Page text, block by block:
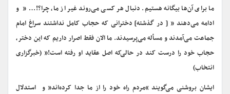
ما برای آن‌ها بیگانه هستیم. دنبال هر کسی می‌روند غیر از ما، چرا؟!… ” و
ادامه می‌دهند ” [ در گذشته] دخترانی که حجاب کامل نداشتند سراغ امام
جماعت می‌آمدند و مسأله می‌پرسیدند. ما الان فقط اصرار داریم که این دختر،
حجاب خود را درست کند در حالی‌که اصل عقاید او رفته است!” (خبرگزاری
انتخاب)
ایشان بروشنی می‌گویند “مردم راه خود را از ما جدا کرده‌اند” و استدلال